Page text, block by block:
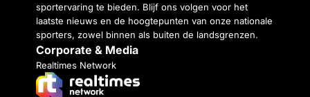
sportervaring te bieden. Blijf ons volgen voor het
laatste nieuws en de hoogtepunten van onze nationale
sporters, zowel binnen als buiten de landsgrenzen.
Corporate & Media
Realtimes Network